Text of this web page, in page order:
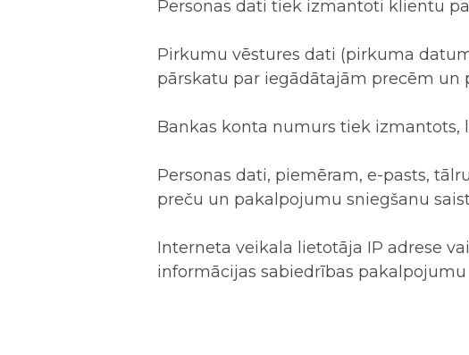
Personas dati tiek izmantoti klientu
Pirkumu vēstures dati (pirkuma
pārskatu par iegādātajām precēm
Bankas konta numurs tiek
Personas dati, piemēram, e-pasts,
preču un pakalpojumu sniegšanu
Interneta veikala lietotāja IP adrese
informācijas sabiedrības